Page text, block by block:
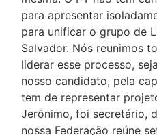
para apresentar
para unificar o grupo de
Salvador. Nós reunimos
liderar esse processo,
nosso candidato, pela
tem de representar
Jerônimo, foi secretário,
nossa Federação reúne